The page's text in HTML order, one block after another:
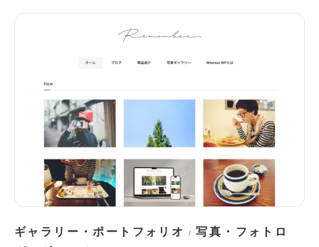
ギャラリー・ポートフォリオ /写真・フォトロ